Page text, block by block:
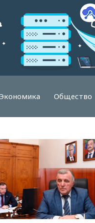
Экономика Общество